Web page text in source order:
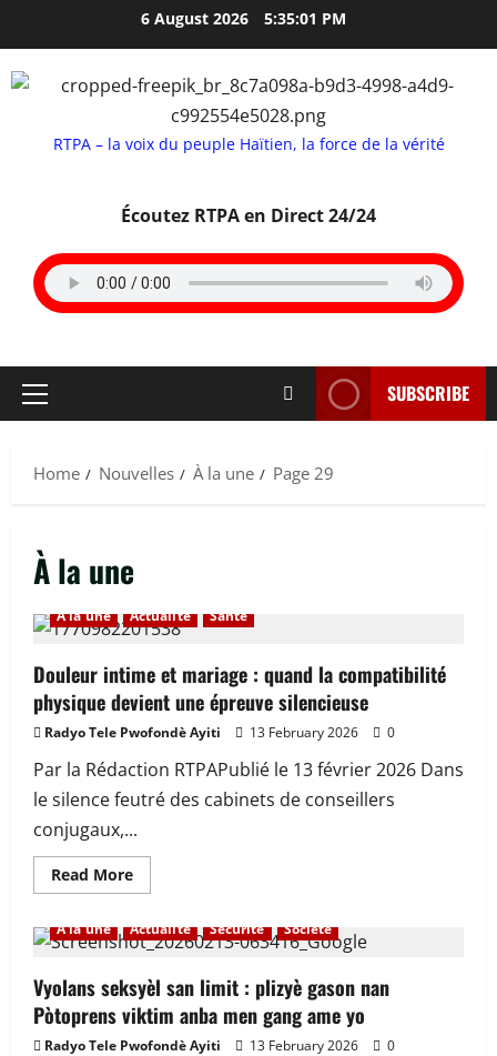
to
content
6 August 2026 5:35:01 PM
RTPA – la voix du peuple Haïtien, la force de la vérité
Écoutez RTPA en Direct 24/24
Primary
SUBSCRIBE
Home Nouvelles À la une Page 29
À la une
À la une Actualité Santé
Douleur intime et mariage : quand la compatibilité
physique devient une épreuve silencieuse
Radyo Tele Pwofondè Ayiti 13 February 2026 0
Par la Rédaction RTPAPublié le 13 février 2026 Dans
le silence feutré des cabinets de conseillers
conjugaux,...
Read MoreRead
more
intime
et
:
quand
la
compatibilité
physique
À la une Actualité Sécurité Société
Vyolans seksyèl san limit : plizyè gason nan
Pòtoprens viktim anba men gang ame yo
Radyo Tele Pwofondè Ayiti 13 February 2026 0